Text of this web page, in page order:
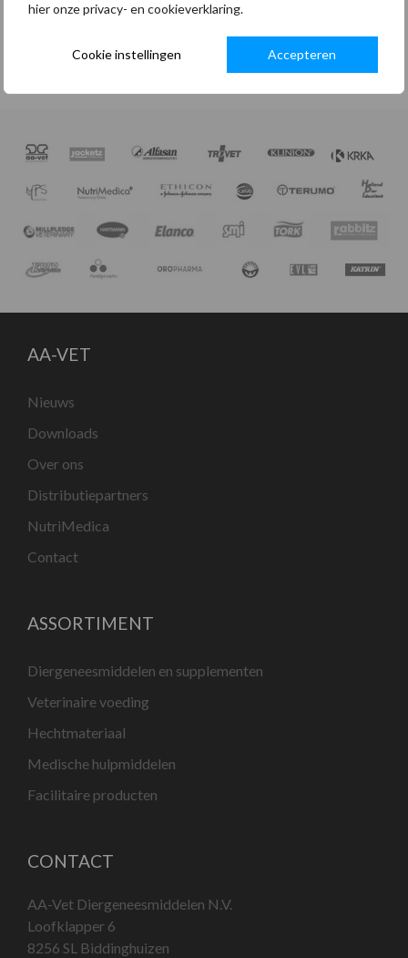
hier onze privacy- en cookieverklaring.
Cookie instellingen Accepteren
AA-VET
Nieuws
Downloads
Over ons
Distributiepartners
NutriMedica
Contact
ASSORTIMENT
Diergeneesmiddelen en supplementen
Veterinaire voeding
Hechtmateriaal
Medische hulpmiddelen
Facilitaire producten
CONTACT
AA-Vet Diergeneesmiddelen N.V.
Loofklapper 6
8256 SL Biddinghuizen